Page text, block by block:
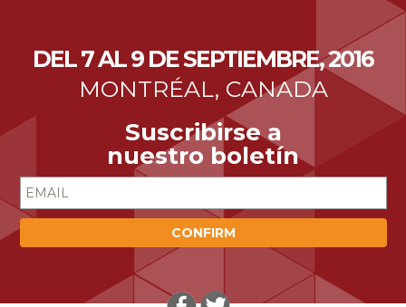
DEL 7 AL 9 DE SEPTIEMBRE, 2016
MONTRÉAL, CANADA
Suscribirse a
nuestro boletín